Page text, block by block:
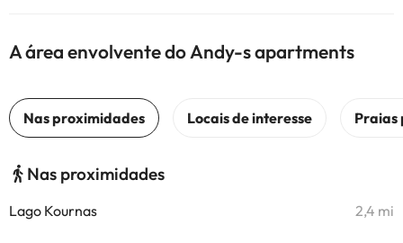
A área envolvente do Andy-s apartments
Nas proximidades
Lago Kournas 2,4 mi